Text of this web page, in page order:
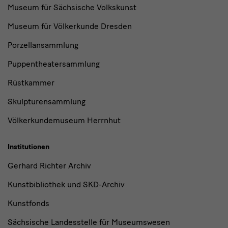
Museum für Sächsische Volkskunst
Museum für Völkerkunde Dresden
Porzellansammlung
Puppentheatersammlung
Rüstkammer
Skulpturensammlung
Völkerkundemuseum Herrnhut
Institutionen
Gerhard Richter Archiv
Kunstbibliothek und SKD-Archiv
Kunstfonds
Sächsische Landesstelle für Museumswesen